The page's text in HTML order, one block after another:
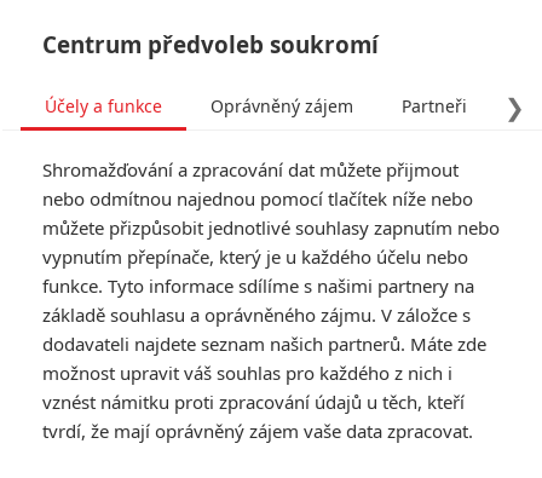
Tag: Nepohodlný
ČLÁNKY FILMY(1) OSOBY(0) VIDEA (0)
Centrum předvoleb soukromí
❯
Účely a funkce Oprávněný zájem Partneři
Shromažďování a zpracování dat můžete přijmout
nebo odmítnou najednou pomocí tlačítek níže nebo
můžete přizpůsobit jednotlivé souhlasy zapnutím nebo
vypnutím přepínače, který je u každého účelu nebo
funkce. Tyto informace sdílíme s našimi partnery na
základě souhlasu a oprávněného zájmu. V záložce s
dodavateli najdete seznam našich partnerů. Máte zde
možnost upravit váš souhlas pro každého z nich i
vznést námitku proti zpracování údajů u těch, kteří
tvrdí, že mají oprávněný zájem vaše data zpracovat.